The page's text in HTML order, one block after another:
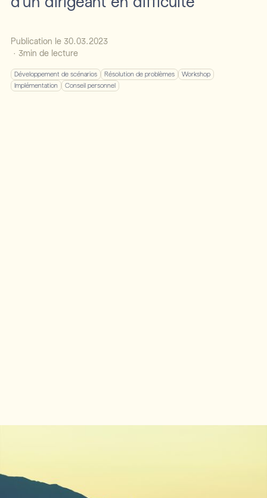
Publication le 30.03.2023
· 3min de lecture
Développement de scénarios Résolution de problèmes
Workshop
Implémentation
Conseil personnel